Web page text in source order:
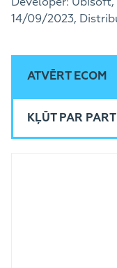
14/09/2023,
ATVĒRT ECOM
KĻŪT PAR